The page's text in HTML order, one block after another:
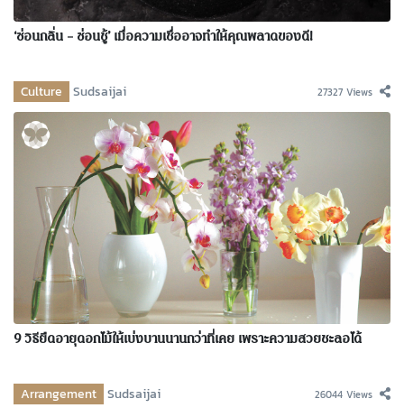
‘ซ่อนกลิ่น – ซ่อนชู้’ เมื่อความเชื่ออาจทำให้คุณพลาดของดี!
Culture Sudsaijai 27327 Views
9 วิธียืดอายุดอกไม้ให้เบ่งบานนานกว่าที่เคย เพราะความสวยชะลอได้
Arrangement Sudsaijai 26044 Views